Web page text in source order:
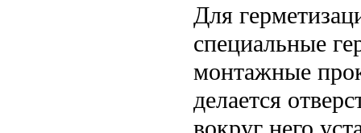
Для
специальные
монтажные
делается